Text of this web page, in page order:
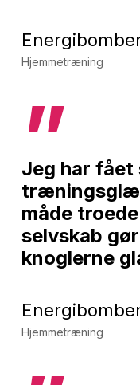
Hjemmetræning
”
Jeg har fået
måde
selvskab
knoglerne
Hjemmetræning